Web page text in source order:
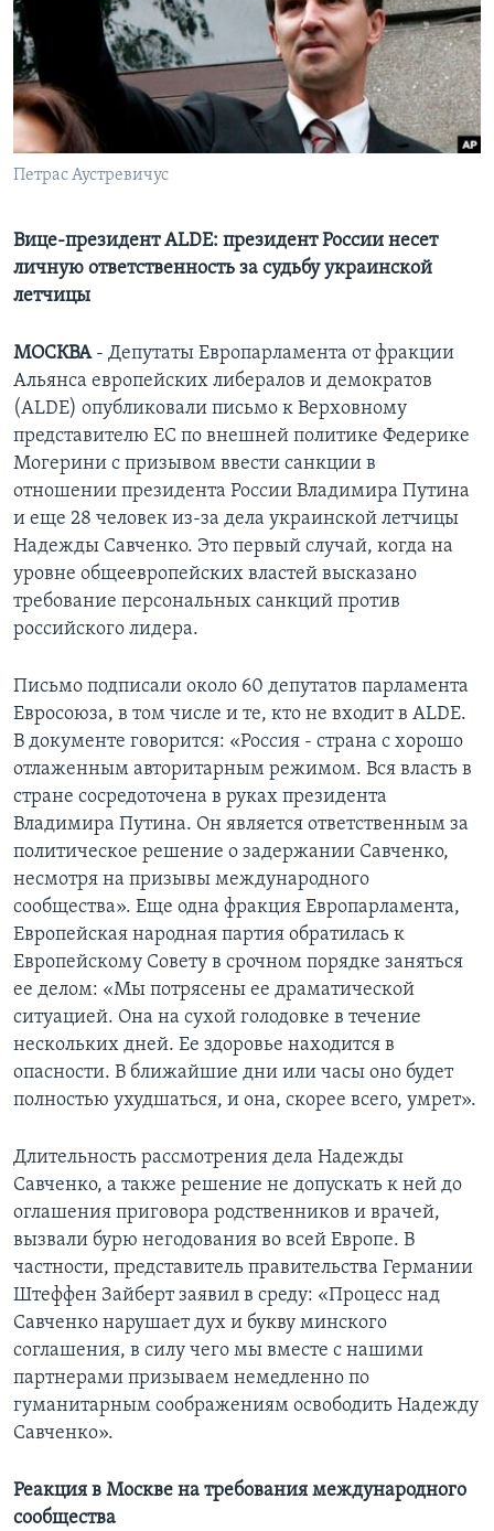
Learning English
СОЦИАЛЬНЫЕ СЕТИ
Петрас Аустревичус
Вице-президент ALDE: президент России несет
личную ответственность за судьбу украинской
летчицы
МОСКВА- Депутаты Европарламента от фракции
Альянса европейских либералов и демократов
(ALDE) опубликовали письмо к Верховному
представителю ЕС по внешней политике Федерике
Могерини с призывом ввести санкции в
отношении президента России Владимира Путина
и еще 28 человек из-за дела украинской летчицы
Надежды Савченко. Это первый случай, когда на
уровне общеевропейских властей высказано
требование персональных санкций против
российского лидера.
Письмо подписали около 60 депутатов парламента
Евросоюза, в том числе и те, кто не входит в ALDE.
В документе говорится: «Россия - страна с хорошо
отлаженным авторитарным режимом. Вся власть в
стране сосредоточена в руках президента
Владимира Путина. Он является ответственным за
политическое решение о задержании Савченко,
несмотря на призывы международного
сообщества». Еще одна фракция Европарламента,
Европейская народная партия обратилась к
Европейскому Совету в срочном порядке заняться
ее делом: «Мы потрясены ее драматической
ситуацией. Она на сухой голодовке в течение
нескольких дней. Ее здоровье находится в
опасности. В ближайшие дни или часы оно будет
полностью ухудшаться, и она, скорее всего, умрет».
Длительность рассмотрения дела Надежды
Савченко, а также решение не допускать к ней до
оглашения приговора родственников и врачей,
вызвали бурю негодования во всей Европе. В
частности, представитель правительства Германии
Штеффен Зайберт заявил в среду: «Процесс над
Савченко нарушает дух и букву минского
соглашения, в силу чего мы вместе с нашими
партнерами призываем немедленно по
гуманитарным соображениям освободить Надежду
Савченко».
Реакция в Москве на требования международного
сообщества